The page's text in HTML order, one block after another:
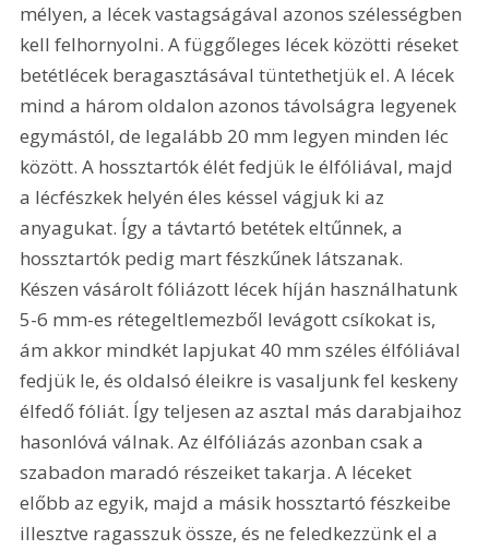
mélyen, a lécek vastagságával azonos szélességben
kell felhornyolni. A függőleges lécek közötti réseket
betétlécek beragasztásával tüntethetjük el. A lécek
mind a három oldalon azonos távolságra legyenek
egymástól, de legalább 20 mm legyen minden léc
között. A hossztartók élét fedjük le élfóliával, majd
a lécfészkek helyén éles késsel vágjuk ki az
anyagukat. Így a távtartó betétek eltűnnek, a
hossztartók pedig mart fészkűnek látszanak.
Készen vásárolt fóliázott lécek híján használhatunk
5-6 mm-es rétegeltlemezből levágott csíkokat is,
ám akkor mindkét lapjukat 40 mm széles élfóliával
fedjük le, és oldalsó éleikre is vasaljunk fel keskeny
élfedő fóliát. Így teljesen az asztal más darabjaihoz
hasonlóvá válnak. Az élfóliázás azonban csak a
szabadon maradó részeiket takarja. A léceket
előbb az egyik, majd a másik hossztartó fészkeibe
illesztve ragasszuk össze, és ne feledkezzünk el a